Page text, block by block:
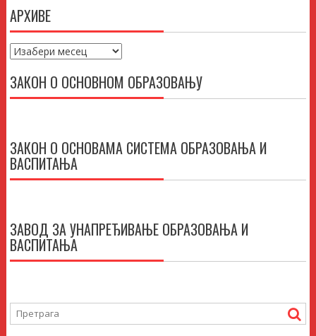
АРХИВЕ
Архиве
ЗАКОН О ОСНОВНОМ ОБРАЗОВАЊУ
ЗАКОН О ОСНОВАМА СИСТЕМА ОБРАЗОВАЊА И
ВАСПИТАЊА
ЗАВОД ЗА УНАПРЕЂИВАЊЕ ОБРАЗОВАЊА И
ВАСПИТАЊА